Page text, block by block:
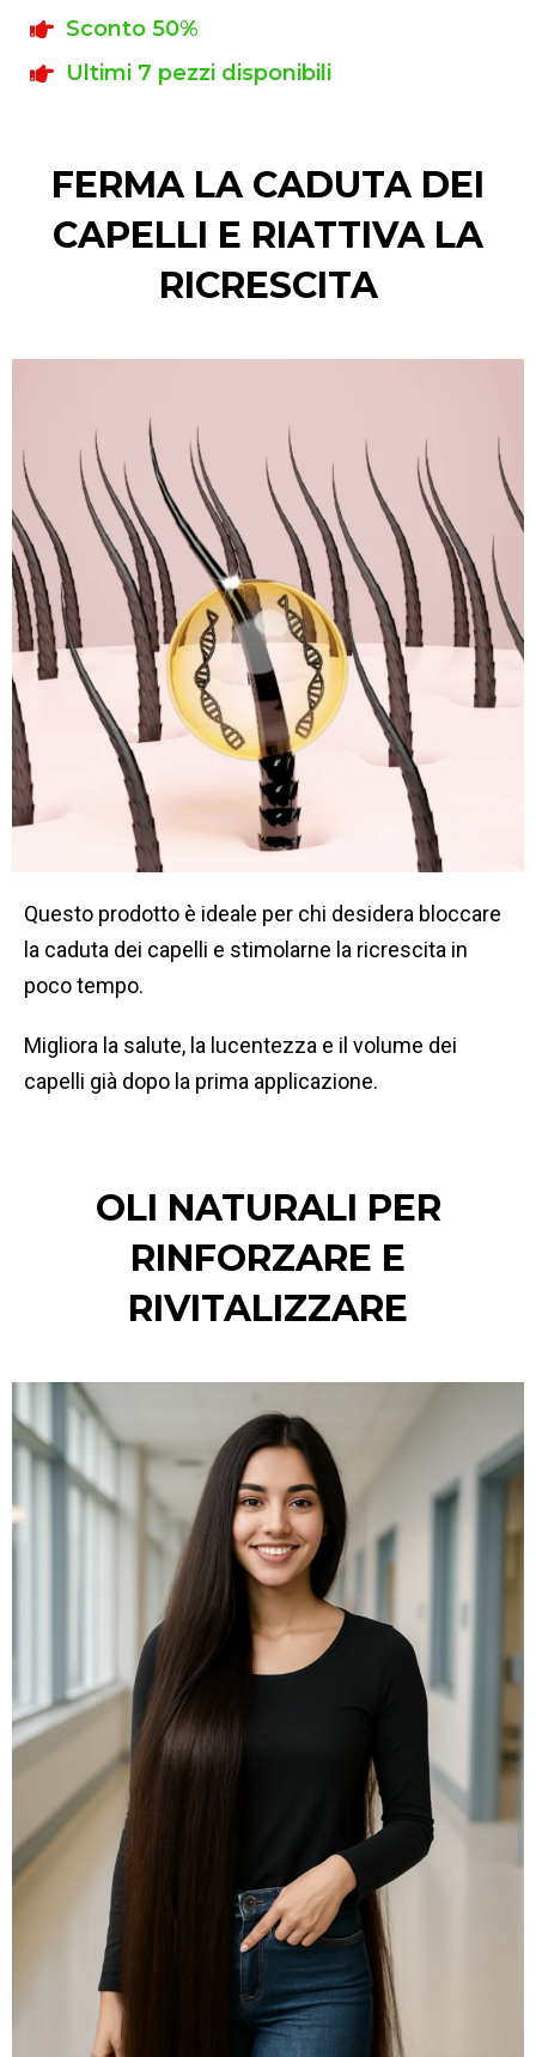
Sconto 50%
Ultimi 7 pezzi disponibili
FERMA LA CADUTA DEI
CAPELLI E RIATTIVA LA
RICRESCITA
Questo prodotto è ideale per chi desidera bloccare
la caduta dei capelli e stimolarne la ricrescita in
poco tempo.
Migliora la salute, la lucentezza e il volume dei
capelli già dopo la prima applicazione.
OLI NATURALI PER
RINFORZARE E
RIVITALIZZARE